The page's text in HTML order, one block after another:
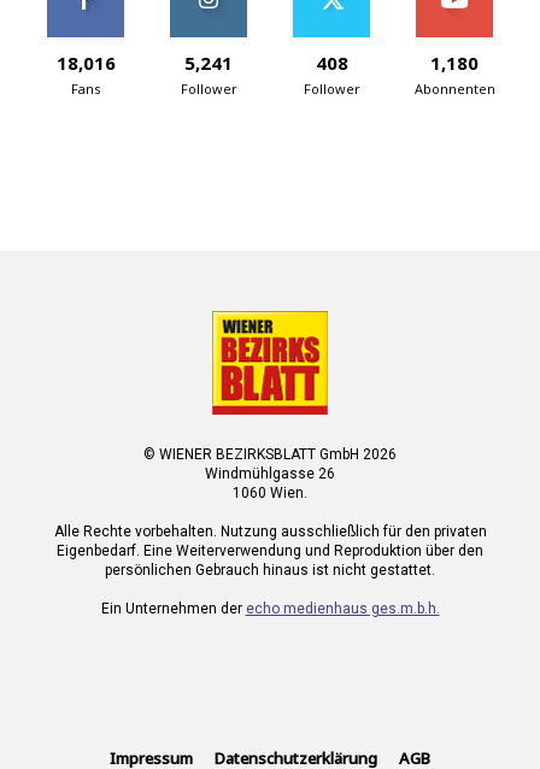
18,016
Fans
5,241
Follower
408
Follower
1,180
Abonnenten
© WIENER BEZIRKSBLATT GmbH 2026
Windmühlgasse 26
1060 Wien.
Alle Rechte vorbehalten. Nutzung ausschließlich für den privaten
Eigenbedarf. Eine Weiterverwendung und Reproduktion über den
persönlichen Gebrauch hinaus ist nicht gestattet.
Ein Unternehmen der echo medienhaus ges.m.b.h.
Impressum Datenschutzerklärung AGB